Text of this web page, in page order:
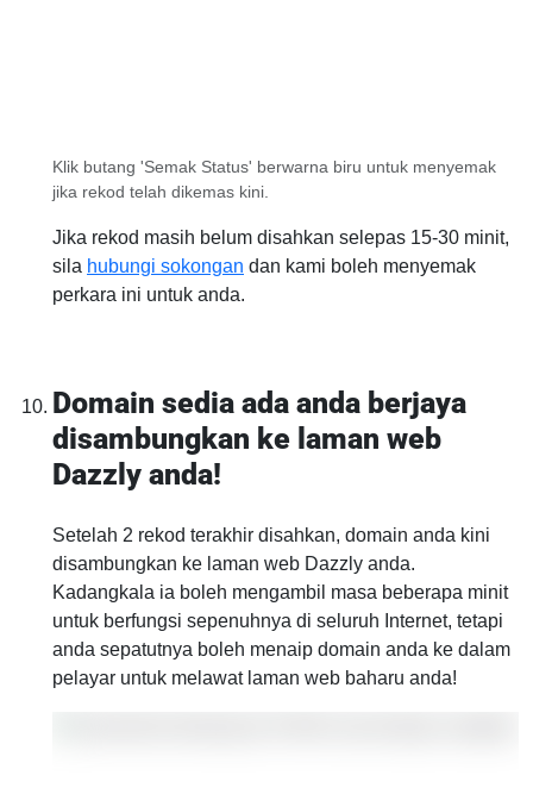
Klik butang 'Semak Status' berwarna biru untuk menyemak
jika rekod telah dikemas kini.
Jika rekod masih belum disahkan selepas 15-30 minit,
sila hubungi sokongan dan kami boleh menyemak
perkara ini untuk anda.
Domain sedia ada anda berjaya
disambungkan ke laman web
Dazzly anda!
Setelah 2 rekod terakhir disahkan, domain anda kini
disambungkan ke laman web Dazzly anda.
Kadangkala ia boleh mengambil masa beberapa minit
untuk berfungsi sepenuhnya di seluruh Internet, tetapi
anda sepatutnya boleh menaip domain anda ke dalam
pelayar untuk melawat laman web baharu anda!